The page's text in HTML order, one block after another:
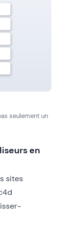
seulement un
en
sites